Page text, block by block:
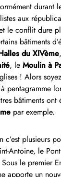
durant
aux
le conflit dure
bâtiments
du XIVème,
, le Moulin à
! Alors
à pentagramme
bâtiments
par exemple.
c’est plusieurs
Antoine, le
le premier
apporte un